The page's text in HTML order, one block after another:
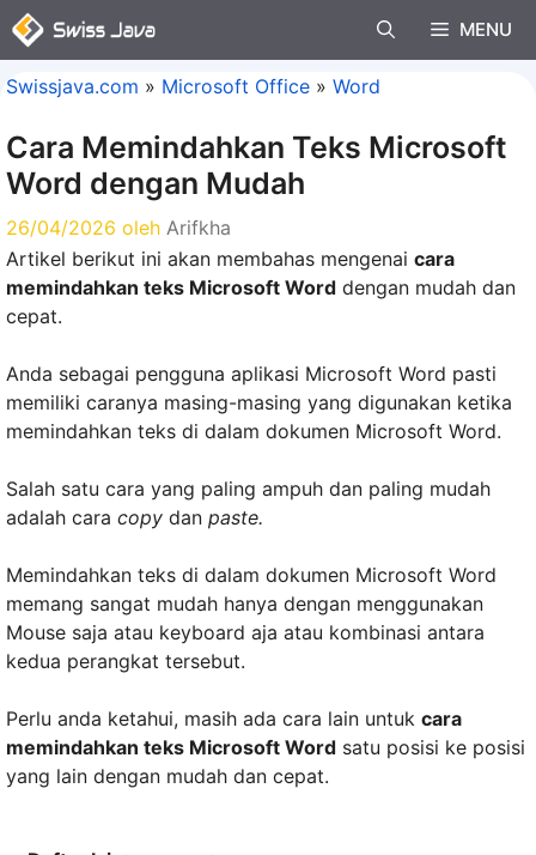
Langsung
ke
MENU
Swissjava.com » Microsoft Office » Word
Cara Memindahkan Teks Microsoft
Word dengan Mudah
26/04/2026 oleh Arifkha
Artikel berikut ini akan membahas mengenai cara
memindahkan teks Microsoft Word dengan mudah dan
cepat.
Anda sebagai pengguna aplikasi Microsoft Word pasti
memiliki caranya masing-masing yang digunakan ketika
memindahkan teks di dalam dokumen Microsoft Word.
Salah satu cara yang paling ampuh dan paling mudah
adalah cara copy dan paste.
Memindahkan teks di dalam dokumen Microsoft Word
memang sangat mudah hanya dengan menggunakan
Mouse saja atau keyboard aja atau kombinasi antara
kedua perangkat tersebut.
Perlu anda ketahui, masih ada cara lain untuk cara
memindahkan teks Microsoft Word satu posisi ke posisi
yang lain dengan mudah dan cepat.